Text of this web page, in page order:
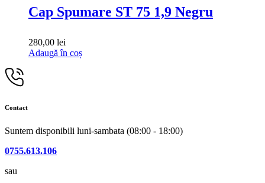
Cap Spumare ST 75 1,9 Negru
280,00 lei
Adaugă în coș
Contact
Suntem disponibili luni-sambata (08:00 - 18:00)
0755.613.106
sau